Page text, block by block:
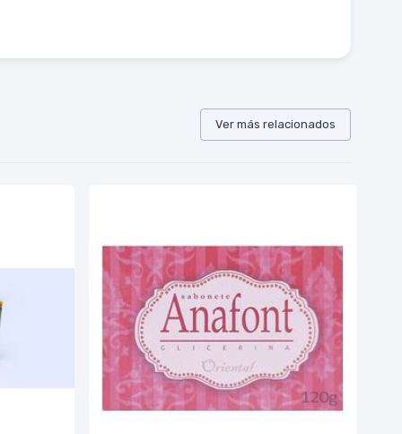
Ver más relacionados